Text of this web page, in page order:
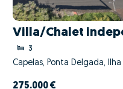
Villa/Chalet
3
Capelas, Ponta Delgada,
275.000 €